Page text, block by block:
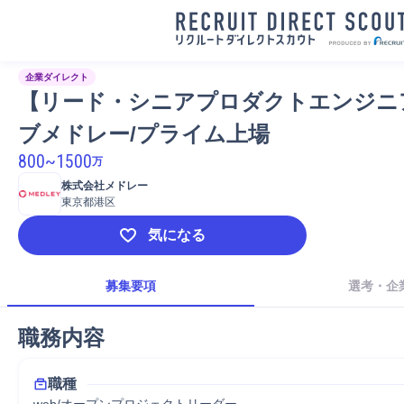
企業ダイレクト
【リード・シニアプロダクトエンジニ
ブメドレー/プライム上場
800~1500万
株式会社メドレー
東京都港区
気になる
募集要項 選考・企
職務内容
職種